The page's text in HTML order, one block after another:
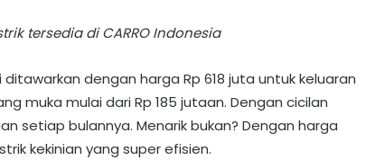
tersedia di CARRO Indonesia
dengan harga Rp 618 juta untuk keluaran
muka mulai dari Rp 185 jutaan. Dengan cicilan
setiap bulannya. Menarik bukan? Dengan harga
kekinian yang super efisien.